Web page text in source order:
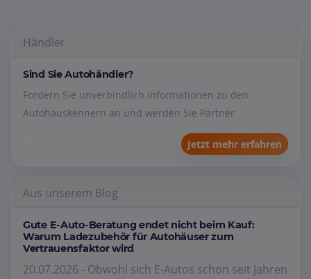
Händler
Sind Sie Autohändler?
Fordern Sie unverbindlich Informationen zu den
Autohauskennern an und werden Sie Partner
Jetzt mehr erfahren
Aus unserem Blog
Gute E-Auto-Beratung endet nicht beim Kauf:
Warum Ladezubehör für Autohäuser zum
Vertrauensfaktor wird
20.07.2026 - Obwohl sich E-Autos schon seit Jahren